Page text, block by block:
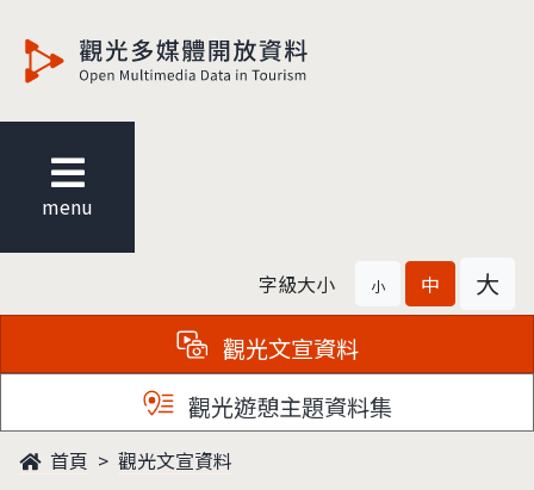
menu
字級大小 小 中 大
觀光文宣資料
觀光遊憩主題資料集
首頁 觀光文宣資料